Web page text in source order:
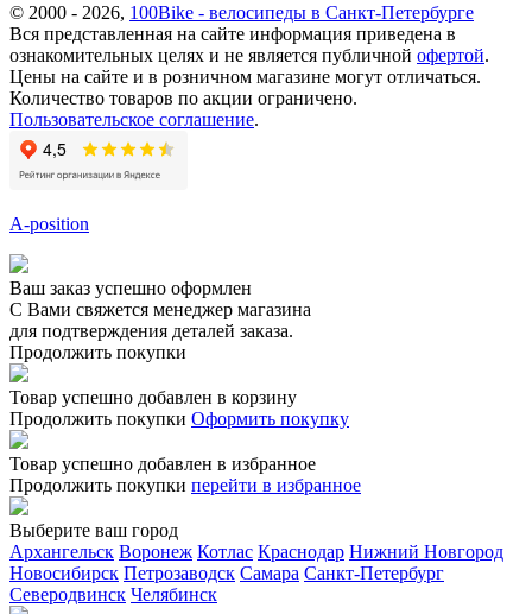
© 2000 - 2026, 100Bike - велосипеды в Санкт-Петербурге
Вся представленная на сайте информация приведена в
ознакомительных целях и не является публичной офертой.
Цены на сайте и в розничном магазине могут отличаться.
Количество товаров по акции ограничено.
Пользовательское соглашение.
A-position
Ваш заказ успешно оформлен
С Вами свяжется менеджер магазина
для подтверждения деталей заказа.
Продолжить покупки
Товар успешно добавлен в корзину
Продолжить покупки Оформить покупку
Товар успешно добавлен в избранное
Продолжить покупки перейти в избранное
Выберите ваш город
Архангельск Воронеж Котлас Краснодар Нижний Новгород
Новосибирск Петрозаводск Самара Санкт-Петербург
Северодвинск Челябинск